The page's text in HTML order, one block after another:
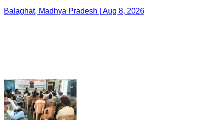
Balaghat, Madhya Pradesh | Aug 8, 2026